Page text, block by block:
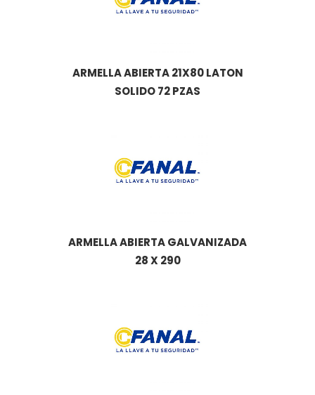
ARMELLA ABIERTA 21X80 LATON
SOLIDO 72 PZAS
ARMELLA ABIERTA GALVANIZADA
28 X 290